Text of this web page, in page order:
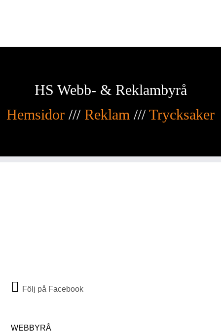
HS Webb- & Reklambyrå
Hemsidor /// Reklam ///Trycksaker
Följ på Facebook
WEBBYRÅ